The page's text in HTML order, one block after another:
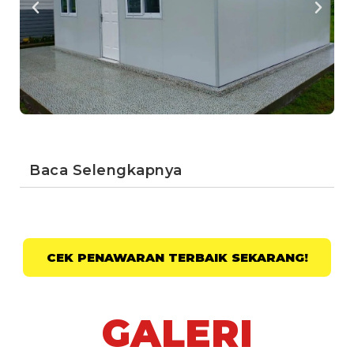
Baca Selengkapnya
CEK PENAWARAN TERBAIK SEKARANG!
GALERI